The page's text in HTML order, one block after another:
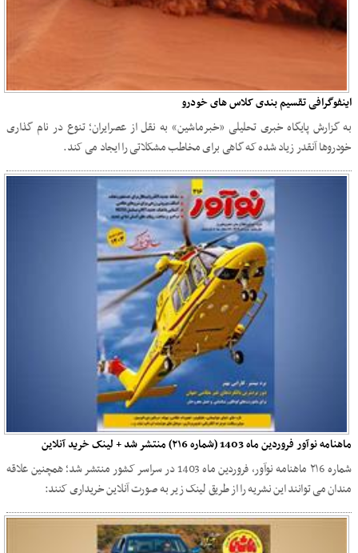
اینفوگرافی تقسیم بندی کلاس های خودرو
به گزارش پایگاه خبری تحلیلی «خبرماشین» به نقل از عصرایران؛ تنوع در نام گذاری
خودروها آنقدر زیاد شده که گاهی برای مخاطب مشکلاتی را ایجاد می کند.
ماهنامه نوآور فروردین ماه 1403 (شماره ۲۱6) منتشر شد + لینک خرید آنلاین
شماره ۲۱6 ماهنامه نوآور، فروردین ماه 1403 در سراسر کشور منتشر شد؛ همچنین علاقه
مندان می توانند این نشریه را از طریق لینک زیر به صورت آنلاین خریداری کنند: